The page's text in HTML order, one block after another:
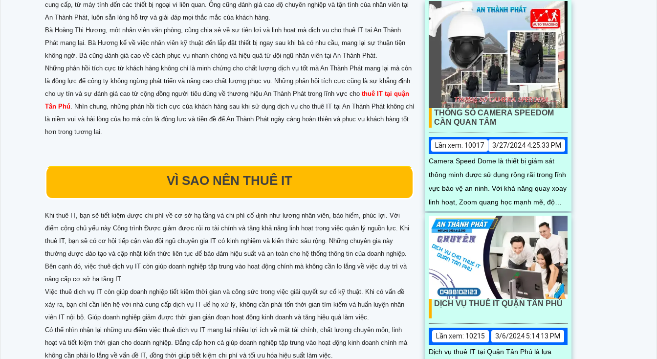
cung cấp, từ máy tính đến các thiết bị ngoại vi liên quan. Ông cũng đánh giá cao độ chuyên nghiệp và tận tình của nhân viên tại
An Thành Phát, luôn sẵn lòng hỗ trợ và giải đáp mọi thắc mắc của khách hàng.
Bà Hoàng Thị Hương, một nhân viên văn phòng, cũng chia sẻ về sự tiện lợi và linh hoạt mà dịch vụ cho thuê IT tại An Thành
Phát mang lại. Bà Hương kể về việc nhân viên kỹ thuật đến lắp đặt thiết bị ngay sau khi bà có nhu cầu, mang lại sự thuận tiện
không ngờ. Bà cũng đánh giá cao về cách phục vụ nhanh chóng và hiệu quả từ đội ngũ nhân viên tại An Thành Phát.
Những phản hồi tích cực từ khách hàng không chỉ là minh chứng cho chất lượng dịch vụ tốt mà An Thành Phát mang lại mà còn
là động lực để công ty không ngừng phát triển và nâng cao chất lượng phục vụ. Những phản hồi tích cực cũng là sự khẳng định
cho uy tín và sự đánh giá cao từ cộng đồng người tiêu dùng về thương hiệu An Thành Phát trong lĩnh vực cho thuê IT tại quận
Tân Phú . Nhìn chung, những phản hồi tích cực của khách hàng sau khi sử dụng dịch vụ cho thuê IT tại An Thành Phát không chỉ
là niềm vui và hài lòng của họ mà còn là động lực và tiền đề để An Thành Phát ngày càng hoàn thiện và phục vụ khách hàng tốt
hơn trong tương lai.
VÌ SAO NÊN THUÊ IT
Khi thuê IT, bạn sẽ tiết kiệm được chi phí về cơ sở hạ tầng và chi phí cố định như lương nhân viên, bảo hiểm, phúc lợi. Với
điểm cộng chủ yếu này Công trình Được giảm được rủi ro tài chính và tăng khả năng linh hoạt trong việc quản lý nguồn lực. Khi
thuê IT, bạn sẽ có cơ hội tiếp cận vào đội ngũ chuyên gia IT có kinh nghiệm và kiến thức sâu rộng. Những chuyên gia này
thường được đào tạo và cập nhật kiến thức liên tục để bảo đảm hiệu suất và an toàn cho hệ thống thông tin của doanh nghiệp.
Bên cạnh đó, việc thuê dịch vụ IT còn giúp doanh nghiệp tập trung vào hoạt động chính mà không cần lo lắng về việc duy trì và
nâng cấp cơ sở hạ tầng IT.
Việc thuê dịch vụ IT còn giúp doanh nghiệp tiết kiệm thời gian và công sức trong việc giải quyết sự cố kỹ thuật. Khi có vấn đề
xảy ra, bạn chỉ cần liên hệ với nhà cung cấp dịch vụ IT để họ xử lý, không cần phải tốn thời gian tìm kiếm và huấn luyện nhân
viên IT nội bộ. Giúp doanh nghiệp giảm được thời gian gián đoạn hoạt động kinh doanh và tăng hiệu quả làm việc.
Có thể nhìn nhận lại những ưu điểm việc thuê dịch vụ IT mang lại nhiều lợi ích về mặt tài chính, chất lượng chuyên môn, linh
hoạt và tiết kiệm thời gian cho doanh nghiệp. Đẳng cấp hơn cả giúp doanh nghiệp tập trung vào hoạt động kinh doanh chính mà
không cần phải lo lắng về vấn đề IT, đồng thời giúp tiết kiệm chi phí và tối ưu hóa hiệu suất làm việc.
THÔNG SỐ CAMERA SPEEDOM
CẦN QUAN TÂM
Lần xem: 10017
3/27/2024 4:25:33 PM
Camera Speed Dome là thiết bị giám sát
thông minh được sử dụng rộng rãi trong lĩnh
vực bảo vệ an ninh. Với khả năng quay xoay
linh hoạt, Zoom quang học mạnh mẽ, độ
phân giải cao, chất lượng hình ảnh sắc nét,
ghi hình cả ngày lẫn đêm
DỊCH VỤ THUÊ IT QUẬN TÂN PHÚ
Lần xem: 10215
3/6/2024 5:14:13 PM
Dịch vụ thuê IT tại Quận Tân Phú là lựa